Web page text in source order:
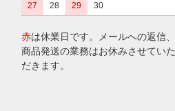
27
28 29 30
赤は休業日です。メールへの返信、
商品発送の業務はお休みさせていた
だきます。